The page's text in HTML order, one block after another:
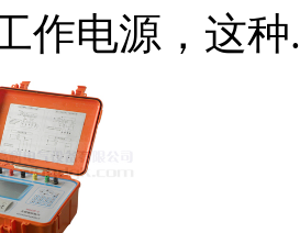
作电源，这种